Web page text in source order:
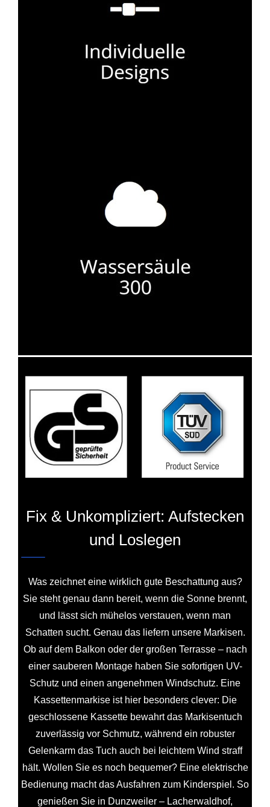
Fix & Unkompliziert: Aufstecken
und Loslegen
Was zeichnet eine wirklich gute Beschattung aus?
Sie steht genau dann bereit, wenn die Sonne brennt,
und lässt sich mühelos verstauen, wenn man
Schatten sucht. Genau das liefern unsere Markisen.
Ob auf dem Balkon oder der großen Terrasse – nach
einer sauberen Montage haben Sie sofortigen UV-
Schutz und einen angenehmen Windschutz. Eine
Kassettenmarkise ist hier besonders clever: Die
geschlossene Kassette bewahrt das Markisentuch
zuverlässig vor Schmutz, während ein robuster
Gelenkarm das Tuch auch bei leichtem Wind straff
hält. Wollen Sie es noch bequemer? Eine elektrische
Bedienung macht das Ausfahren zum Kinderspiel. So
genießen Sie in Dunzweiler – Lacherwaldhof,